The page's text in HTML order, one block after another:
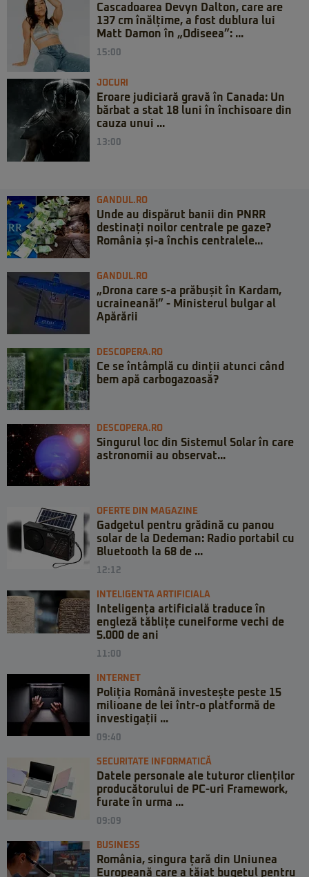
Cascadoarea Devyn Dalton, care are
137 cm înălțime, a fost dublura lui
Matt Damon în „Odiseea”: ...
15:00
JOCURI
Eroare judiciară gravă în Canada: Un
bărbat a stat 18 luni în închisoare din
cauza unui ...
13:00
GANDUL.RO
Unde au dispărut banii din PNRR
destinați noilor centrale pe gaze?
România și-a închis centralele...
GANDUL.RO
„Drona care s-a prăbușit în Kardam,
ucraineană!” - Ministerul bulgar al
Apărării
DESCOPERA.RO
Ce se întâmplă cu dinții atunci când
bem apă carbogazoasă?
DESCOPERA.RO
Singurul loc din Sistemul Solar în care
astronomii au observat...
OFERTE DIN MAGAZINE
Gadgetul pentru grădină cu panou
solar de la Dedeman: Radio portabil cu
Bluetooth la 68 de ...
12:12
INTELIGENTA ARTIFICIALA
Inteligența artificială traduce în
engleză tăblițe cuneiforme vechi de
5.000 de ani
11:00
INTERNET
Poliția Română investește peste 15
milioane de lei într-o platformă de
investigații ...
09:40
SECURITATE INFORMATICĂ
Datele personale ale tuturor clienților
producătorului de PC-uri Framework,
furate în urma ...
09:09
BUSINESS
România, singura țară din Uniunea
Europeană care a tăiat bugetul pentru